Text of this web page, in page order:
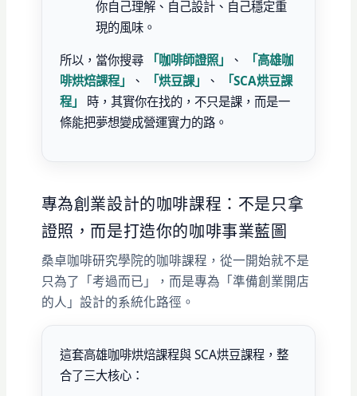
你自己理解、自己設計、自己穩定重
現的風味。
所以，當你搜尋
「咖啡師證照」 、
「高雄咖
啡烘焙課程」
、 「烘豆課」 、
「SCA烘豆課
程」
時，其實你在找的，不只是課，而是一
條能把夢想變成營運實力的路。
專為創業設計的咖啡課程：不是只拿
證照，而是打造你的咖啡事業藍圖
桑卓咖啡研究學院的咖啡課程，從一開始就不是
只為了「考過而已」，而是專為「準備創業開店
的人」設計的系統化路徑。
這套高雄咖啡烘焙課程與 SCA烘豆課程，整
合了三大核心：